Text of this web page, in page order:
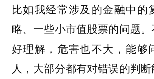
比如我经常涉及的金融中的
略、一些小市值股票的问题
好理解，危害也不大，能够
人，大部分都有对错误的判